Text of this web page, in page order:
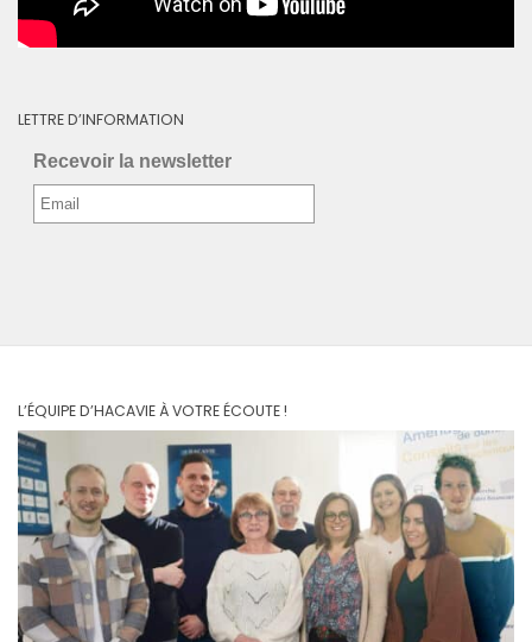
LETTRE D’INFORMATION
Recevoir la newsletter
L’ÉQUIPE D’HACAVIE À VOTRE ÉCOUTE !